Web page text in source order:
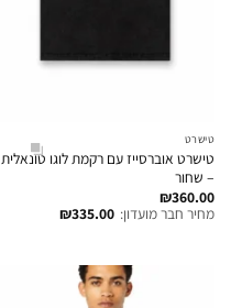
טישרט
טישרט אוברסייז עם רקמת לוגו טונאלית
– שחור
₪360.00
מחיר חבר מועדון: ₪335.00